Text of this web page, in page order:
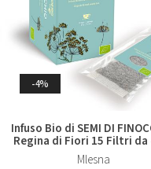
-4%
Infuso Bio di SEMI DI
Regina di Fiori 15 Filtri da
Mlesna